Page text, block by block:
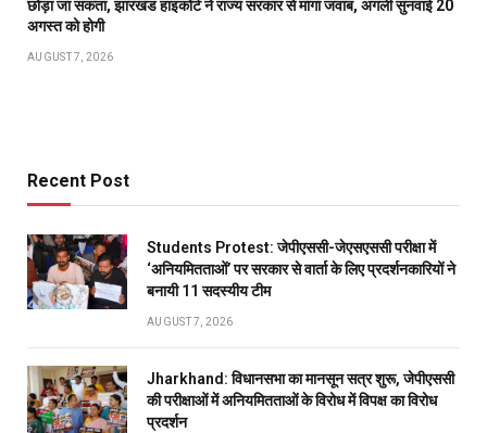
छोड़ा जा सकता, झारखंड हाइकोर्ट ने राज्य सरकार से मांगा जवाब, अगली सुनवाई 20
अगस्त को होगी
AUGUST 7, 2026
Recent Post
Students Protest: जेपीएससी-जेएसएससी परीक्षा में
‘अनियमितताओं’ पर सरकार से वार्ता के लिए प्रदर्शनकारियों ने
बनायी 11 सदस्यीय टीम
AUGUST 7, 2026
Jharkhand: विधानसभा का मानसून सत्र शुरू, जेपीएससी
की परीक्षाओं में अनियमितताओं के विरोध में विपक्ष का विरोध
प्रदर्शन